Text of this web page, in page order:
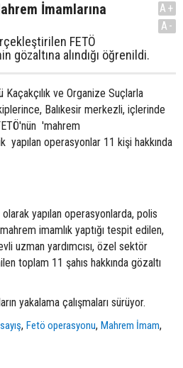
İmamlarına
FETÖ
gözaltına alındığı öğrenildi.
A+
A-
Kaçakçılık ve Organize Suçlarla
Balıkesir merkezli, içlerinde
'mahrem
yapılan operasyonlar 11 kişi hakkında
yapılan operasyonlarda, polis
imamlık yaptığı tespit edilen,
uzman yardımcısı, özel sektör
toplam 11 şahıs hakkında gözaltı
yakalama çalışmaları sürüyor.
,Fetö operasyonu,Mahrem İmam,